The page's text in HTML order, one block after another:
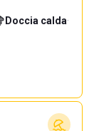
Doccia calda·